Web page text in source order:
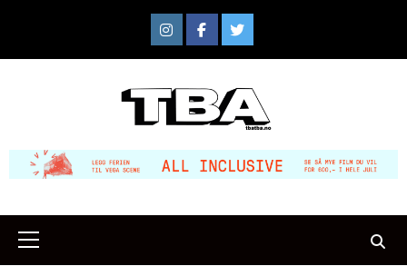
content
InstagramFacebook
Twitter
Primary
Menu